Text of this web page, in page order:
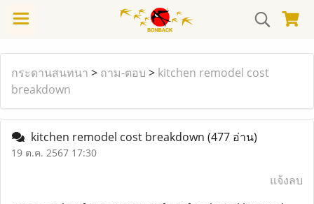
กระดานสนทนา > ถาม-ตอบ > kitchen remodel cost
breakdown
kitchen remodel cost breakdown (477 อ่าน)
19 ต.ค. 2567 17:30
แจ้งลบ